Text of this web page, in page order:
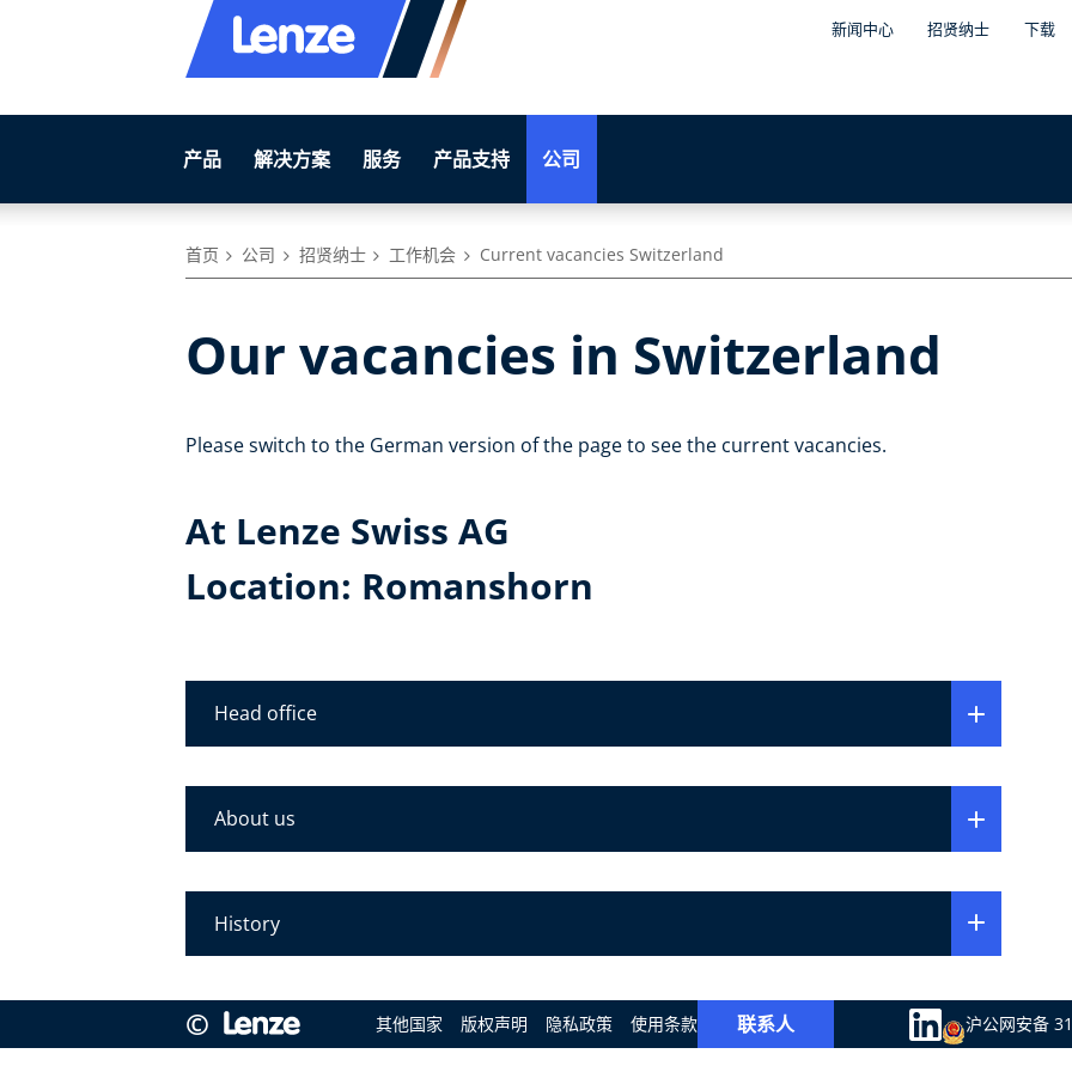
新闻中心 招贤纳士 下载
产品 解决方案 服务 产品支持 公司
首页 公司 招贤纳士 工作机会 Current vacancies Switzerland
Our vacancies in Switzerland
Please switch to the German version of the page to see the current vacancies.
At Lenze Swiss AG
Location: Romanshorn
Head office
About us
History
© 其他国家 版权声明 隐私政策 使用条款 联系人 沪公网安备